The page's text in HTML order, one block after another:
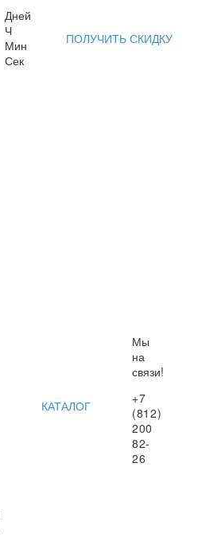
Дней
Ч
Мин
Сек
ПОЛУЧИТЬ СКИДКУ
КАТАЛОГ
Мы
на
связи!
+7
(812)
200
82-
26